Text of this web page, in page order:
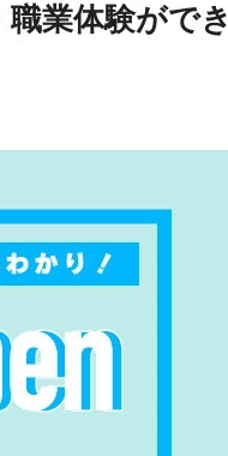
業体験ができ